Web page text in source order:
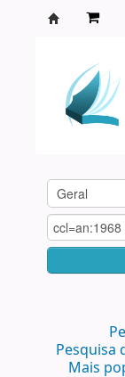
Pesquisa
Mais